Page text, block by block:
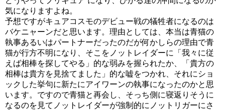
気になりますよね。
予想ですがキュアコスモのデビュー戦の犠牲者になるのは
バケニャーンだと思います。理由としては、本当は青猫の
執事あるいはパートナーだったのだが何かしらの理由で青
猫が行方不明になり、そこをノットレイダーに「我々に従
えば相棒を探してやる」的な弱みを握られたか、「貴方の
相棒は貴方を見捨てました」的な嘘をつかれ、それにショ
ックした挙句に新たにアイワーンの執事になったのかと思
います。ですので青猫と再会し、そっち側に寝返りそうに
なるのを見てノットレイダーが強制的にノットリガーにさ